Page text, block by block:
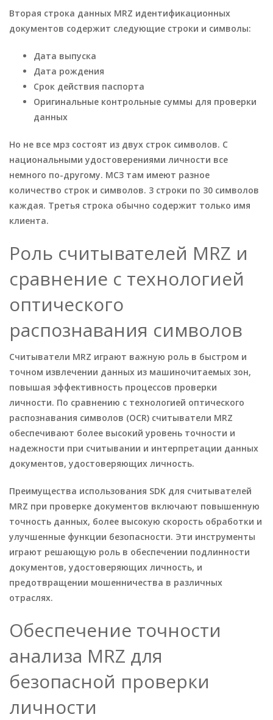
Вторая строка данных MRZ идентификационных
документов содержит следующие строки и символы:
Дата выпуска
Дата рождения
Срок действия паспорта
Оригинальные контрольные суммы для проверки
данных
Но не все мрз состоят из двух строк символов. С
национальными удостоверениями личности все
немного по-другому. МСЗ там имеют разное
количество строк и символов. 3 строки по 30 символов
каждая. Третья строка обычно содержит только имя
клиента.
Роль считывателей MRZ и
сравнение с технологией
оптического
распознавания символов
Считыватели MRZ играют важную роль в быстром и
точном извлечении данных из машиночитаемых зон,
повышая эффективность процессов проверки
личности. По сравнению с технологией оптического
распознавания символов (OCR) считыватели MRZ
обеспечивают более высокий уровень точности и
надежности при считывании и интерпретации данных
документов, удостоверяющих личность.
Преимущества использования SDK для считывателей
MRZ при проверке документов включают повышенную
точность данных, более высокую скорость обработки и
улучшенные функции безопасности. Эти инструменты
играют решающую роль в обеспечении подлинности
документов, удостоверяющих личность, и
предотвращении мошенничества в различных
отраслях.
Обеспечение точности
анализа MRZ для
безопасной проверки
личности